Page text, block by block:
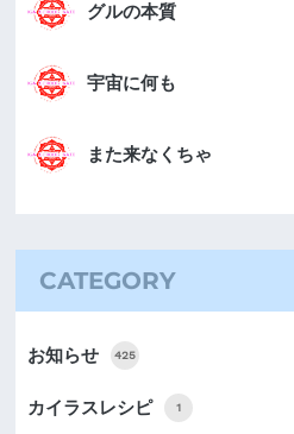
グルの本質
宇宙に何も
また来なくちゃ
CATEGORY
お知らせ 425
カイラスレシピ 1